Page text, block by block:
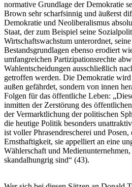
normative Grundlage der Demokratie
Brown sehr scharfsinnig und äußerst
Demokratie und Neoliberalismus
Staat, der zum Beispiel seine
Wirtschaftswachstum unterordnet,
Bestandsgrundlagen ebenso erodiert
umfangreichen Partizipationsrechte
Wahlentscheidungen ausschließlich
getroffen werden. Die Demokratie
außen gefährdet, sondern von innen
Folgen für das öffentliche Leben:
inmitten der Zerstörung des
der Vermarktlichung der politischen
die heutige Politik besonders
ist voller Phrasendrescherei und
Ernsthaftigkeit, sie appelliert an eine
Wählerschaft und
skandalhungrig sind“ (43).